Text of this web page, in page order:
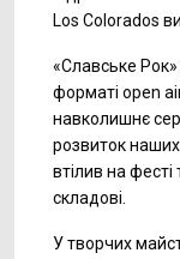
Los Colorados
«Славське
форматі open
навколишнє
розвиток наших
втілив на
складові.
У творчих